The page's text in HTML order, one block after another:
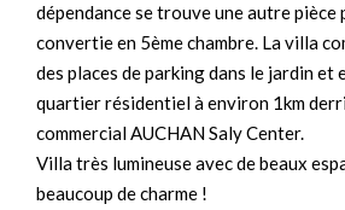
dépendance se trouve une autre
convertie en 5ème chambre. La villa
des places de parking dans le jardin et
quartier résidentiel à environ 1km
commercial AUCHAN Saly Center.
Villa très lumineuse avec de beaux
beaucoup de charme !